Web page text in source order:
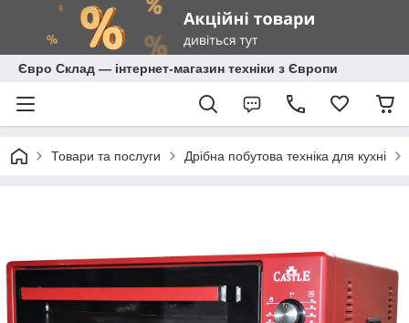
Євро Склад — інтернет-магазин техніки з Європи
Товари та послуги Дрібна побутова техніка для кухні